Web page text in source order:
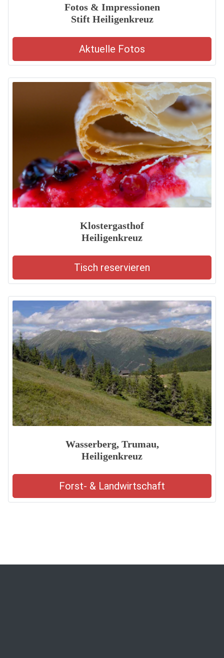
Fotos & Impressionen
Stift Heiligenkreuz
Aktuelle Fotos
Klostergasthof
Heiligenkreuz
Tisch reservieren
Wasserberg, Trumau,
Heiligenkreuz
Forst- & Landwirtschaft